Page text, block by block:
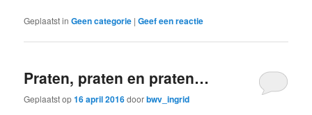
Geplaatst in Geen categorie |Geef een reactie
Praten, praten en praten…
Geplaatst op16 april 2016doorbwv_ingrid